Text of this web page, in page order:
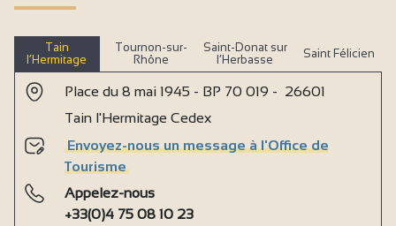
Tain
l’Hermitage
Tournon-sur-
Rhône
Saint-Donat sur
l’Herbasse
Saint Félicien
Place du 8 mai 1945 - BP 70 019 - 26601
Tain l'Hermitage Cedex
Envoyez-nous un message à l'Office de
Tourisme
Appelez-nous
+33(0)4 75 08 10 23